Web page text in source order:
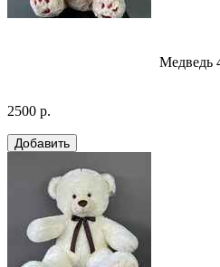
Медведь
2500 р.